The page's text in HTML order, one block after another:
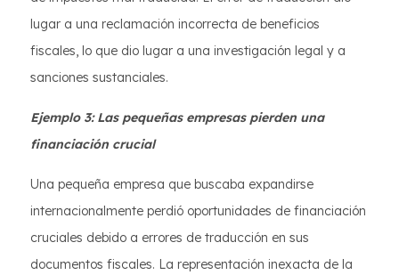
lugar a una reclamación incorrecta de beneficios
fiscales, lo que dio lugar a una investigación legal y a
sanciones sustanciales.
Ejemplo 3: Las pequeñas empresas pierden una
financiación crucial
Una pequeña empresa que buscaba expandirse
internacionalmente perdió oportunidades de financiación
cruciales debido a errores de traducción en sus
documentos fiscales. La representación inexacta de la